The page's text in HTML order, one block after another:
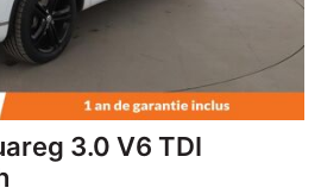
3.0 V6 TDI